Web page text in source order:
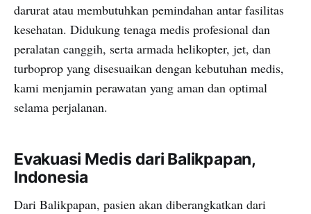
darurat atau membutuhkan pemindahan antar fasilitas
kesehatan. Didukung tenaga medis profesional dan
peralatan canggih, serta armada helikopter, jet, dan
turboprop yang disesuaikan dengan kebutuhan medis,
kami menjamin perawatan yang aman dan optimal
selama perjalanan.
Evakuasi Medis dari Balikpapan,
Indonesia
Dari Balikpapan, pasien akan diberangkatkan dari